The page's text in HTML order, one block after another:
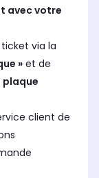
avec votre
via la
» et de
plaque
client de